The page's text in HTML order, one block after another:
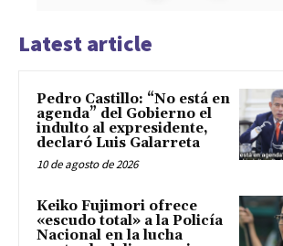
Latest article
Pedro Castillo: “No está en
agenda” del Gobierno el
indulto al expresidente,
declaró Luis Galarreta
10 de agosto de 2026
Keiko Fujimori ofrece
«escudo total» a la Policía
Nacional en la lucha